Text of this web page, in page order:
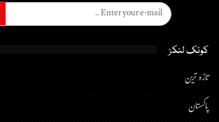
کوئک لنکز
تازہ ترین
پاکستان